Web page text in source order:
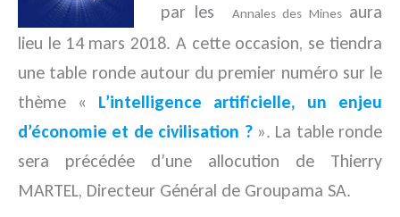
par les
Annales des Mines aura
lieu le 14 mars 2018. A cette occasion, se tiendra
une table ronde autour du premier numéro sur le
thème « L’intelligence artificielle, un enjeu
d’économie et de civilisation ?». La table ronde
sera précédée d’une allocution de Thierry
MARTEL, Directeur Général de Groupama SA.